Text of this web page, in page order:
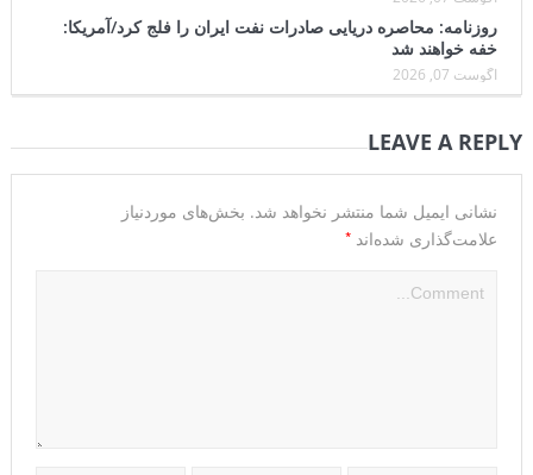
روزنامه: محاصره دریایی صادرات نفت ایران را فلج کرد/آمریکا:
خفه خواهند شد
آگوست 07, 2026
LEAVE A REPLY
نشانی ایمیل شما منتشر نخواهد شد. بخش‌های موردنیاز
علامت‌گذاری شده‌اند *